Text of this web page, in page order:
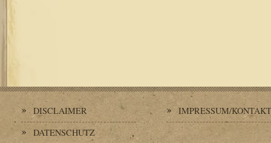
DISCLAIMER
DATENSCHUTZ
IMPRESSUM/KONTAKT